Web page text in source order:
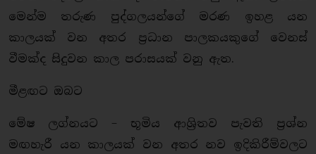
මෙන්ම තරුණ පුද්ගලයන්ගේ මරණ ඉහළ යන
කාලයක් වන අතර ප්‍රධාන පාලකයකුගේ වෙනස්
වීමක්ද සිදුවන කාල පරාසයක් වනු ඇත.
මීළඟට ඔබට
මේෂ ලග්නයට – භූමිය ආශ්‍රිතව පැවති ප්‍රශ්න
මඟහැරී යන කාලයක් වන අතර නව ඉදිකිරීම්වලට